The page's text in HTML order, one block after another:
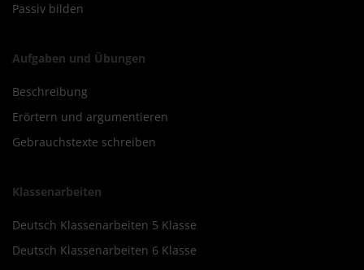
Passiv bilden
Aufgaben und Übungen
Beschreibung
Erörtern und argumentieren
Gebrauchstexte schreiben
Klassenarbeiten
Deutsch Klassenarbeiten 5 Klasse
Deutsch Klassenarbeiten 6 Klasse